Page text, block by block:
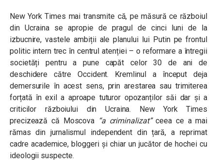
New York Times mai transmite că, pe măsură ce războiul
din Ucraina se apropie de pragul de cinci luni de la
izbucnire, vastele ambiții ale planului lui Putin pe frontul
politic intern trec în centrul atenției – o reformare a întregii
societăți pentru a pune capăt celor 30 de ani de
deschidere către Occident. Kremlinul a început deja
demersurile în acest sens, prin arestarea sau trimiterea
forțată în exil a aproape tuturor opozanților săi dar și a
criticilor războiului din Ucraina. New York Times
precizează că Moscova “a criminalizat”ceea ce a mai
rămas din jurnalismul independent din țară, a reprimat
cadre academice, bloggeri și chiar un jucător de hochei cu
ideologii suspecte.